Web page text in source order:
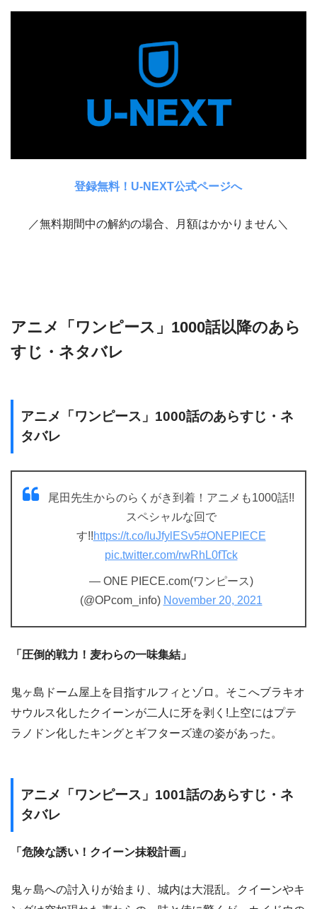
登録無料！U-NEXT公式ページへ
／無料期間中の解約の場合、月額はかかりません＼
アニメ「ワンピース」1000話以降のあら
すじ・ネタバレ
アニメ「ワンピース」1000話のあらすじ・ネ
タバレ
尾田先生からのらくがき到着！アニメも1000話!!
スペシャルな回で
す!!https://t.co/IuJfylESv5#ONEPIECE
pic.twitter.com/rwRhL0fTck
— ONE PIECE.com(ワンピース)
(@OPcom_info) November 20, 2021
「圧倒的戦力！麦わらの一味集結」
鬼ヶ島ドーム屋上を目指すルフィとゾロ。そこへブラキオ
サウルス化したクイーンが二人に牙を剥く!上空にはプテ
ラノドン化したキングとギフターズ達の姿があった。
アニメ「ワンピース」1001話のあらすじ・ネ
タバレ
「危険な誘い！クイーン抹殺計画」
鬼ヶ島への討入りが始まり、城内は大混乱。クイーンやキ